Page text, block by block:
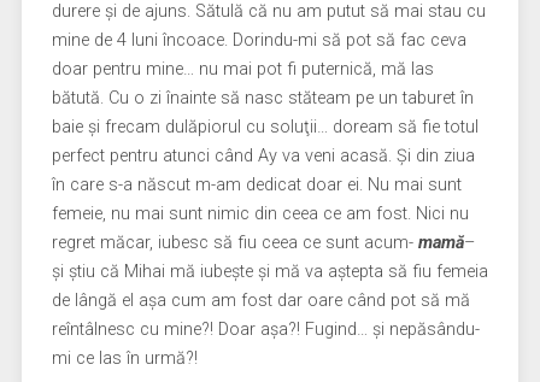
durere şi de ajuns. Sătulă că nu am putut să mai stau cu
mine de 4 luni încoace. Dorindu-mi să pot să fac ceva
doar pentru mine… nu mai pot fi puternică, mă las
bătută. Cu o zi înainte să nasc stăteam pe un taburet în
baie şi frecam dulăpiorul cu soluţii… doream să fie totul
perfect pentru atunci când Ay va veni acasă. Şi din ziua
în care s-a născut m-am dedicat doar ei. Nu mai sunt
femeie, nu mai sunt nimic din ceea ce am fost. Nici nu
regret măcar, iubesc să fiu ceea ce sunt acum- mamă–
şi ştiu că Mihai mă iubeşte şi mă va aştepta să fiu femeia
de lângă el aşa cum am fost dar oare când pot să mă
reîntâlnesc cu mine?! Doar aşa?! Fugind… şi nepăsându-
mi ce las în urmă?!